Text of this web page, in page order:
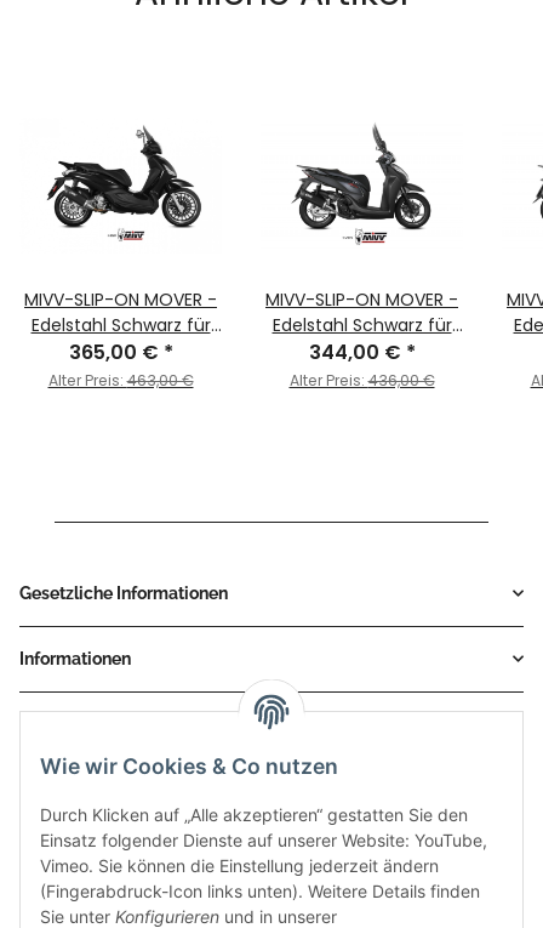
Wie wir Cookies & Co nutzen
Durch Klicken auf „Alle akzeptieren“ gestatten Sie den
Einsatz folgender Dienste auf unserer Website: YouTube,
Vimeo. Sie können die Einstellung jederzeit ändern
(Fingerabdruck-Icon links unten). Weitere Details finden
Sie unter Konfigurieren und in unserer
MIVV-SLIP-ON MOVER -
Edelstahl Schwarz für
PIAGGIO - VESPA GTS
300 BJ. 2008 > 2020 -
365,00 € *
Alter Preis:463,00 €
MIVV-SLIP-ON MOVER -
Edelstahl Schwarz für
HONDA - SH 300 BJ.
2007 > 2014 -
344,00 € *
Alter Preis:436,00 €
Gesetzliche Informationen
Informationen